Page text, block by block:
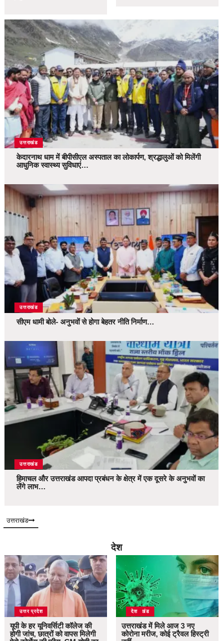
उत्तराखंड
केदारनाथ धाम में बीपीसीएल अस्पताल का लोकार्पण, श्रद्धालुओं को मिलेंगी
आधुनिक स्वास्थ्य सुविधाएं…
उत्तराखंड
सीएम धामी बोले- अनुभवों से होगा बेहतर नीति निर्माण…
उत्तराखंड
हिमाचल और उत्तराखंड आपदा प्रबंधन के क्षेत्र में एक दूसरे के अनुभवों का
लेंगे लाभ…
उत्तराखंड
देश
उत्तर प्रदेश
यूपी के हर यूनिवर्सिटी कॉलेज की
होगी जांच, छात्रों को वापस मिलेगी
उत्तराखंड
देश
उत्तराखंड में मिले आज 3 नए
कोरोना मरीज, कोई ट्रैवल हिस्ट्री